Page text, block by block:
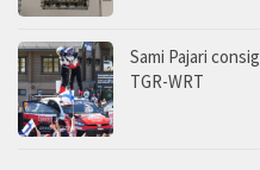
Sami Pajari
TGR-WRT